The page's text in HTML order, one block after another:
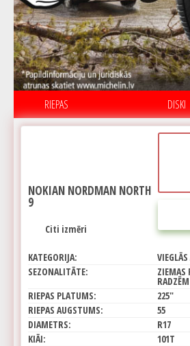
RIEPAS DISKI
NOKIAN NORDMAN NORTH
9
Citi izmēri
KATEGORIJA:
SEZONALITĀTE:
ZIEMAS
RADZĒM
RIEPAS PLATUMS:
225"
RIEPAS AUGSTUMS:
55
DIAMETRS:
R17
KIĀI:
101T